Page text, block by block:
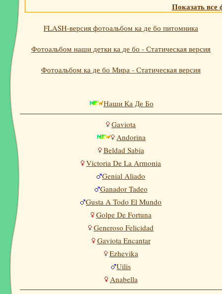
Показать все
FLASH-версия фотоальбом ка де бо питомника
Фотоальбом наши детки ка де бо - Статическая версия
Фотоальбом ка де бо Мира - Статическая версия
Наши Ка Де Бо
Gaviota
Andorina
Beldad Sabia
Victoria De La Armonia
Genial Aliado
Ganador Tadeo
Gusta A Todo El Mundo
Golpe De Fortuna
Generoso Felicidad
Gaviota Encantar
Ezhevika
Uilis
Anabella